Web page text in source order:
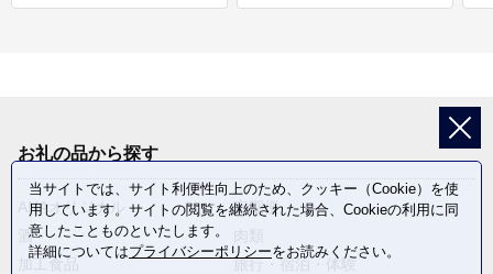
お礼の品から探す
ANAオリジナル
定期便
酒
加工食品
旅行・宿泊・体験
当サイトでは、サイト利便性向上のため、クッキー（Cookie）を使
用しています。サイトの閲覧を継続された場合、Cookieの利用に同
意したことものといたします。
詳細についてはプライバシーポリシーをお読みください。